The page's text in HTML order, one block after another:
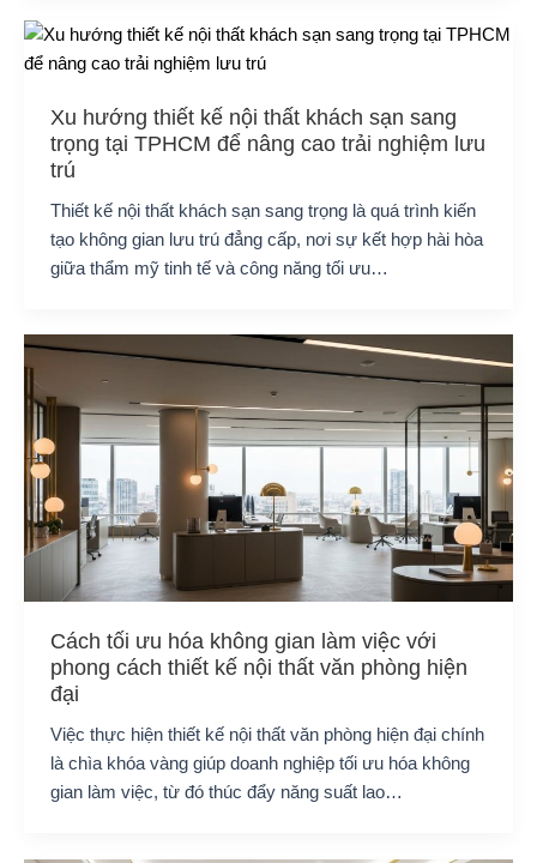
Xu hướng thiết kế nội thất khách sạn sang
trọng tại TPHCM để nâng cao trải nghiệm lưu
trú
Thiết kế nội thất khách sạn sang trọng là quá trình kiến
tạo không gian lưu trú đẳng cấp, nơi sự kết hợp hài hòa
giữa thẩm mỹ tinh tế và công năng tối ưu…
Cách tối ưu hóa không gian làm việc với
phong cách thiết kế nội thất văn phòng hiện
đại
Việc thực hiện thiết kế nội thất văn phòng hiện đại chính
là chìa khóa vàng giúp doanh nghiệp tối ưu hóa không
gian làm việc, từ đó thúc đẩy năng suất lao…